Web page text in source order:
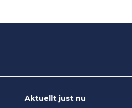
Aktuellt just nu